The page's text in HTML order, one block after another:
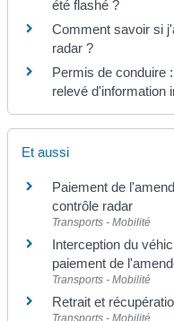
été flashé ?
Comment savoir si
radar ?
Permis de conduire
relevé d'information
Et aussi
Paiement de
contrôle radar
Transports - Mobilité
Interception du
paiement de
Transports - Mobilité
Retrait et
Transports - Mobilité